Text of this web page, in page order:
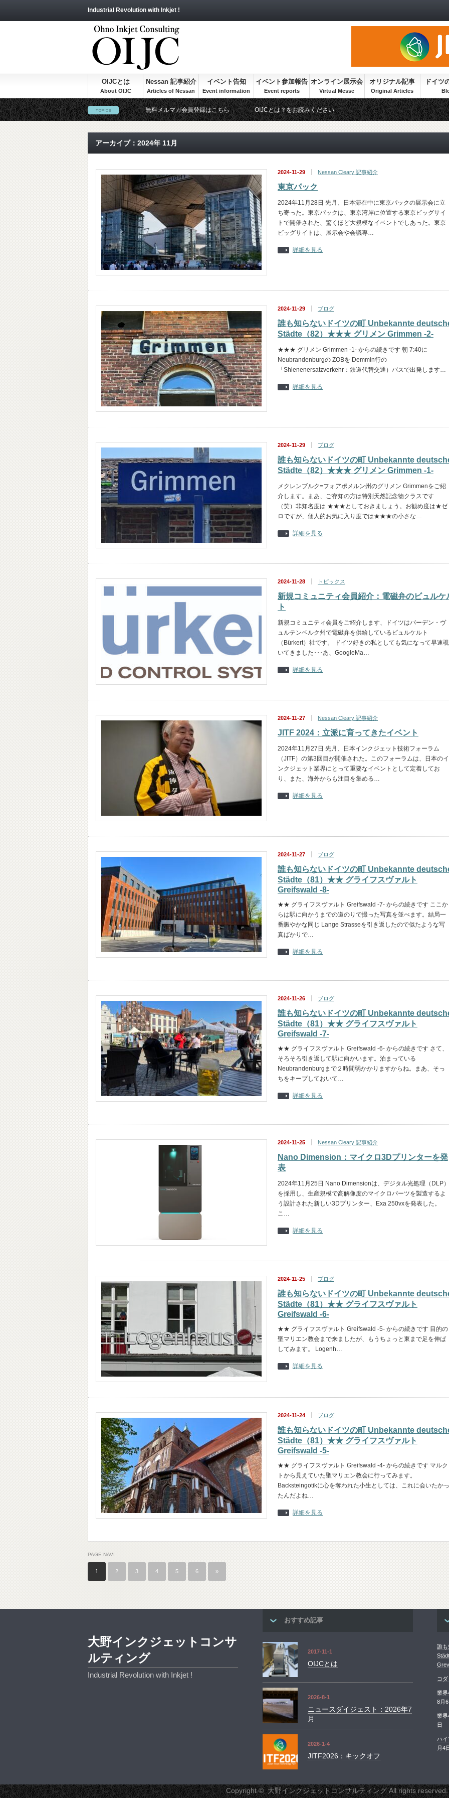
Industrial Revolution with Inkjet !
OIJCとは Nessan 記事紹介 イベント告知 イベント参加報告 オンライン展示会 オリジナル記事 ドイツ
無料メルマガ会員登録はこちら OIJCとは？をお読みください
アーカイブ：2024年 11月
2024-11-29 Nessan Cleary 記事紹介
東京パック
2024年11月28日 先月、日本滞在中に東京パックの展示会に立
ち寄った。東京パックは、東京湾岸に位置する東京ビッグサイ
トで開催された、驚くほど大規模なイベントでしあった。東京
ビッグサイトは、展示会や会議専…
詳細を見る
2024-11-29 ブログ
誰も知らないドイツの町 Unbekannte
Städte（82）★★★ グリメン Grimmen -2-
★★★ グリメン Grimmen -1- からの続きです 朝 7:40に
Neubrandenburgの ZOBを Demmin行の
「Shienenersatzverkehr：鉄道代替交通）バスで出発します…
詳細を見る
2024-11-29 ブログ
誰も知らないドイツの町 Unbekannte
Städte（82）★★★ グリメン Grimmen -1-
メクレンブルク=フォアポメルン州のグリメン Grimmenをご紹
介します。まあ、ご存知の方は特別天然記念物クラスです
（笑）非知名度は ★★★としておきましょう。お勧め度は★ゼ
ロですが、個人的お気に入り度では★★★の小さな…
詳細を見る
2024-11-28 トピックス
新規コミュニティ会員紹介：電磁弁のビュルケ
ト
新規コミュニティ会員をご紹介します、ドイツはバーデン・ヴ
ュルテンベルク州で電磁弁を供給しているビュルケルト
（Bürkert）社です。 ドイツ好きの私としても気になって早速覗
いてきました･･･あ、GoogleMa…
詳細を見る
2024-11-27 Nessan Cleary 記事紹介
JITF 2024：立派に育ってきたイベント
2024年11月27日 先月、日本インクジェット技術フォーラム
（JITF）の第3回目が開催された。このフォーラムは、日本のイ
ンクジェット業界にとって重要なイベントとして定着してお
り、また、海外からも注目を集める…
詳細を見る
2024-11-27 ブログ
誰も知らないドイツの町 Unbekannte
Städte（81）★★ グライフスヴァルト
Greifswald -8-
★★ グライフスヴァルト Greifswald -7- からの続きです ここか
らは駅に向かうまでの道のりで撮った写真を並べます。結局一
番賑やかな同じ Lange Strasseを引き返したので似たような写
真ばかりで…
詳細を見る
2024-11-26 ブログ
誰も知らないドイツの町 Unbekannte
Städte（81）★★ グライフスヴァルト
Greifswald -7-
★★ グライフスヴァルト Greifswald -6- からの続きです さて、
そろそろ引き返して駅に向かいます。泊まっている
Neubrandenburgまで２時間弱かかりますからね。まあ、そっ
ちをキープしておいて…
詳細を見る
2024-11-25 Nessan Cleary 記事紹介
Nano Dimension：マイクロ3Dプリンターを発
表
2024年11月25日 Nano Dimensionは、デジタル光処理（DLP）
を採用し、生産規模で高解像度のマイクロパーツを製造するよ
う設計された新しい3Dプリンター、Exa 250vxを発表した。
こ…
詳細を見る
2024-11-25 ブログ
誰も知らないドイツの町 Unbekannte
Städte（81）★★ グライフスヴァルト
Greifswald -6-
★★ グライフスヴァルト Greifswald -5- からの続きです 目的の
聖マリエン教会まで来ましたが、もうちょっと東まで足を伸ば
してみます。 Logenh…
詳細を見る
2024-11-24 ブログ
誰も知らないドイツの町 Unbekannte
Städte（81）★★ グライフスヴァルト
Greifswald -5-
★★ グライフスヴァルト Greifswald -4- からの続きです マルク
トから見えていた聖マリエン教会に行ってみます。
Backsteingotikに心を奪われた小生としては、これに会いたかっ
たんだよね…
詳細を見る
PAGE NAVI
1 2 3 4 5 6 »
おすすめ記事
2017-11-1
OIJCとは
2026-8-1
ニュースダイジェスト：2026年7
月
2026-1-4
JITF2026：キックオフ
誰も
コ
業界
8月
業界
日
ハ
月4
大野インクジェットコンサ
ルティング
Industrial Revolution with Inkjet !
Copyright ©大野インクジェットコンサルティングAll rights reserved.